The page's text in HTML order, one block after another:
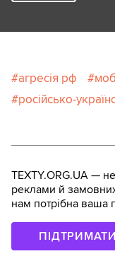
агресія рф
російсько-
TEXTY.ORG.UA —
реклами й
нам потрібна ваша
ПІДТРИМАТИ